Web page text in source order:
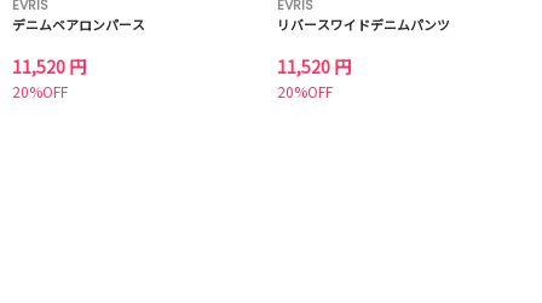
EVRIS
デニムベアロンパース
11,520 円
20%OFF
EVRIS
リバースワイドデニムパンツ
11,520 円
20%OFF